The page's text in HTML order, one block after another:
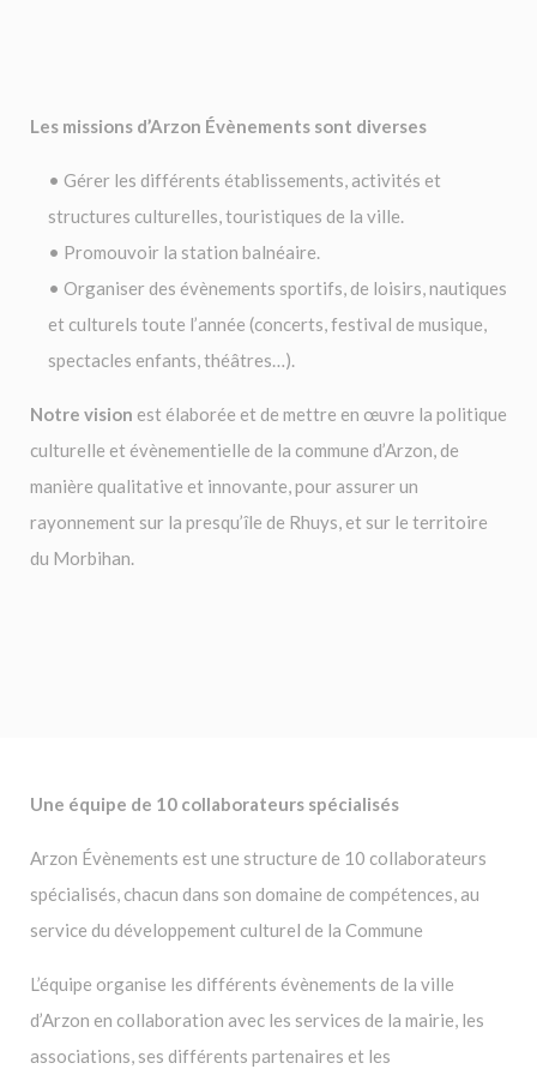
Les missions d’Arzon Évènements sont diverses
Gérer les différents établissements, activités et
structures culturelles, touristiques de la ville.
Promouvoir la station balnéaire.
Organiser des évènements sportifs, de loisirs, nautiques
et culturels toute l’année (concerts, festival de musique,
spectacles enfants, théâtres…).
Notre vision est élaborée et de mettre en œuvre la politique
culturelle et évènementielle de la commune d’Arzon, de
manière qualitative et innovante, pour assurer un
rayonnement sur la presqu’île de Rhuys, et sur le territoire
du Morbihan.
Une équipe de 10 collaborateurs spécialisés
Arzon Évènements est une structure de 10 collaborateurs
spécialisés, chacun dans son domaine de compétences, au
service du développement culturel de la Commune
L’équipe organise les différents évènements de la ville
d’Arzon en collaboration avec les services de la mairie, les
associations, ses différents partenaires et les